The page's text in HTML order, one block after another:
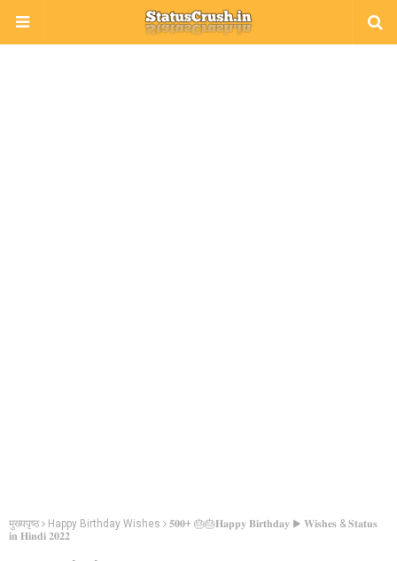
मुख्यपृष्ठ Happy Birthday Wishes
𝟓𝟎𝟎+ 🎂🎂𝐇𝐚𝐩𝐩𝐲 𝐁𝐢𝐫𝐭𝐡𝐝𝐚𝐲 ▶ 𝐖𝐢𝐬𝐡𝐞𝐬 & 𝐒𝐭𝐚𝐭𝐮𝐬
𝐢𝐧 𝐇𝐢𝐧𝐝𝐢 𝟐𝟎𝟐𝟐